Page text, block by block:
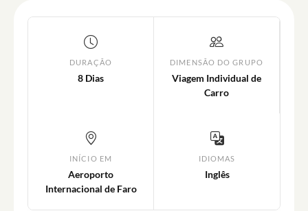
DURAÇÃO
8 Dias
DIMENSÃO DO GRUPO
Viagem Individual de
Carro
INÍCIO EM
Aeroporto
Internacional de Faro
IDIOMAS
Inglês